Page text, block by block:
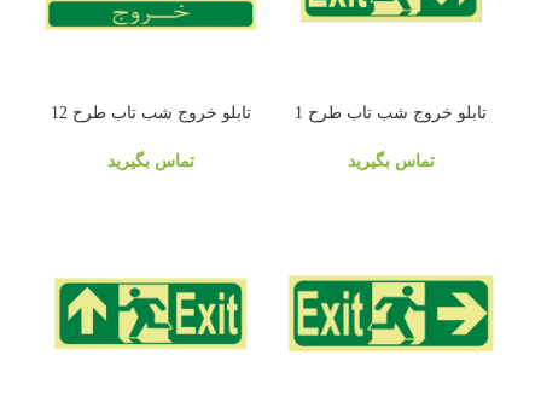
تابلو خروج شب تاب طرح 1
تماس بگیرید
تابلو خروج شب تاب طرح 12
تماس بگیرید